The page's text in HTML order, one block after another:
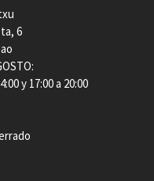
6
y 17:00 a 20:00